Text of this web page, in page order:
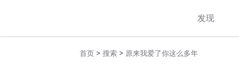
发现
首页 > 搜索 > 原来我爱了你这么多年